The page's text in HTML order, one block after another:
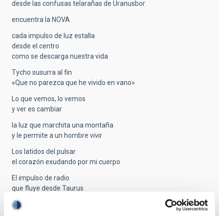
desde las confusas telarañas de Uranusbor
encuentra la NOVA
cada impulso de luz estalla
desde el centro
como se descarga nuestra vida
Tycho susurra al fin
«Que no parezca que he vivido en vano»
Lo que vemos, lo vemos
y ver es cambiar
la luz que marchita una montaña
y le permite a un hombre vivir
Los latidos del pulsar
el corazón exudando por mi cuerpo
El impulso de radio
que fluye desde Taurus
Estoy bombardeada aun así me yergo